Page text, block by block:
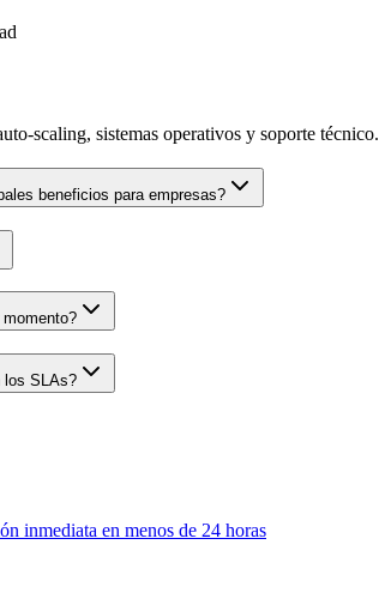
scaling, sistemas operativos y soporte técnico.
beneficios para empresas?
los SLAs?
inmediata en menos de 24 horas